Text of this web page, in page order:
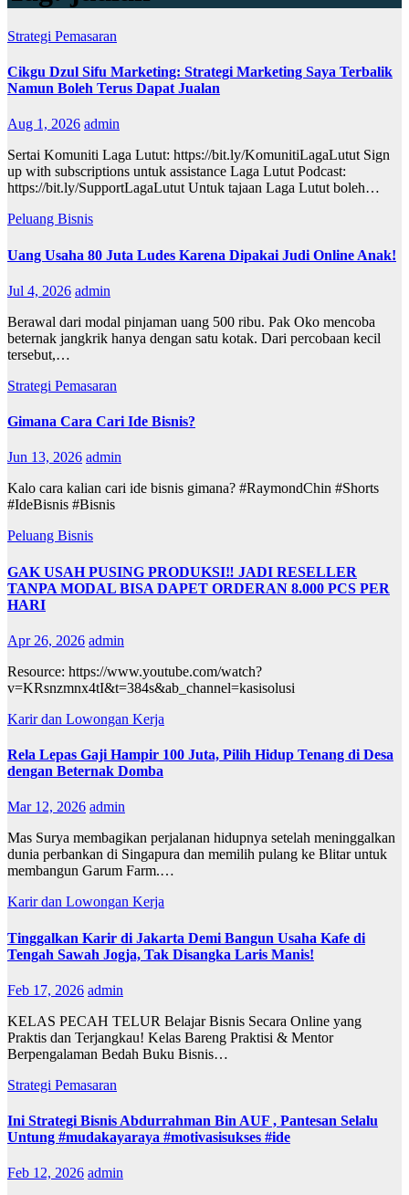
Strategi Pemasaran
Cikgu Dzul Sifu Marketing: Strategi Marketing Saya Terbalik
Namun Boleh Terus Dapat Jualan
Aug 1, 2026 admin
Sertai Komuniti Laga Lutut: https://bit.ly/KomunitiLagaLutut Sign
up with subscriptions untuk assistance Laga Lutut Podcast:
https://bit.ly/SupportLagaLutut Untuk tajaan Laga Lutut boleh…
Peluang Bisnis
Uang Usaha 80 Juta Ludes Karena Dipakai Judi Online Anak!
Jul 4, 2026 admin
Berawal dari modal pinjaman uang 500 ribu. Pak Oko mencoba
beternak jangkrik hanya dengan satu kotak. Dari percobaan kecil
tersebut,…
Strategi Pemasaran
Gimana Cara Cari Ide Bisnis?
Jun 13, 2026 admin
Kalo cara kalian cari ide bisnis gimana? #RaymondChin #Shorts
#IdeBisnis #Bisnis
Peluang Bisnis
GAK USAH PUSING PRODUKSI‼️ JADI RESELLER
TANPA MODAL BISA DAPET ORDERAN 8.000 PCS PER
HARI
Apr 26, 2026 admin
Resource: https://www.youtube.com/watch?
v=KRsnzmnx4tI&t=384s&ab_channel=kasisolusi
Karir dan Lowongan Kerja
Rela Lepas Gaji Hampir 100 Juta, Pilih Hidup Tenang di Desa
dengan Beternak Domba
Mar 12, 2026 admin
Mas Surya membagikan perjalanan hidupnya setelah meninggalkan
dunia perbankan di Singapura dan memilih pulang ke Blitar untuk
membangun Garum Farm.…
Karir dan Lowongan Kerja
Tinggalkan Karir di Jakarta Demi Bangun Usaha Kafe di
Tengah Sawah Jogja, Tak Disangka Laris Manis!
Feb 17, 2026 admin
KELAS PECAH TELUR Belajar Bisnis Secara Online yang
Praktis dan Terjangkau! Kelas Bareng Praktisi & Mentor
Berpengalaman Bedah Buku Bisnis…
Strategi Pemasaran
Ini Strategi Bisnis Abdurrahman Bin AUF , Pantesan Selalu
Untung #mudakayaraya #motivasisukses #ide
Feb 12, 2026 admin